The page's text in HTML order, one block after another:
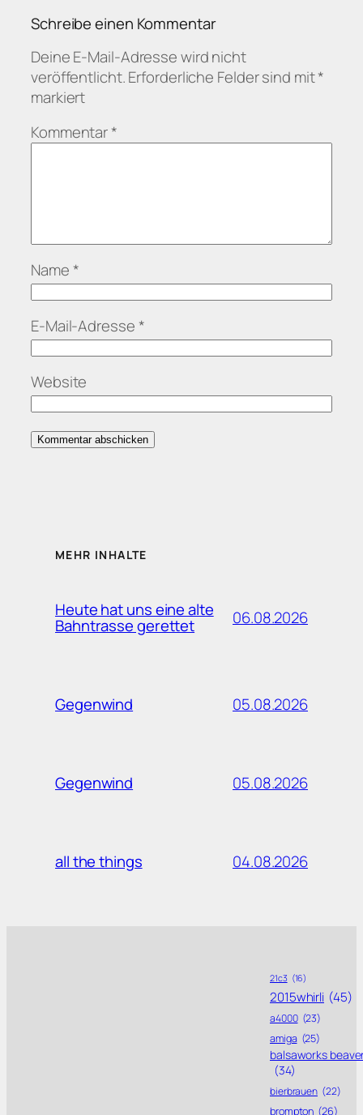
Schreibe einen Kommentar
Deine E-Mail-Adresse wird nicht
veröffentlicht.Erforderliche Felder sind mit*
markiert
Kommentar*
Name *
E-Mail-Adresse *
Website
MEHR INHALTE
Heute hat uns eine alte
Bahntrasse gerettet 06.08.2026
Gegenwind 05.08.2026
Gegenwind 05.08.2026
all the things 04.08.2026
21c3 (16)
2015whirli (45)
a4000 (23)
amiga (25)
balsaworks
(34)
bierbrauen (22)
brompton (26)